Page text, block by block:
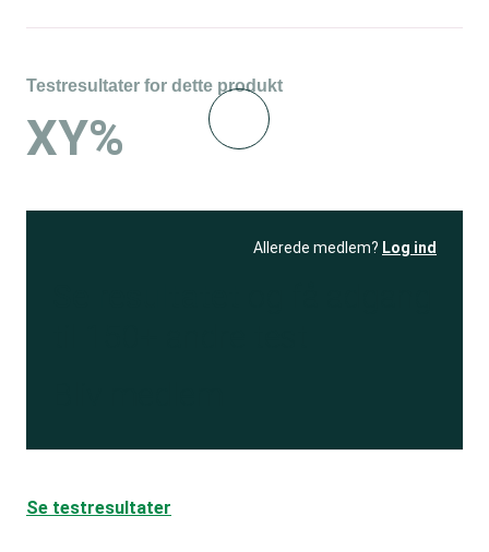
Testresultater for dette produkt
XY%
Allerede medlem? Log ind
Se testresultater